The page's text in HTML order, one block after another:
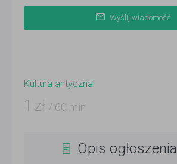
Wyślij wiadomość
Kultura antyczna
1 zł / 60 min
Opis ogłoszenia